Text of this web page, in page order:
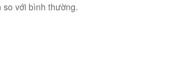
với bình thường.